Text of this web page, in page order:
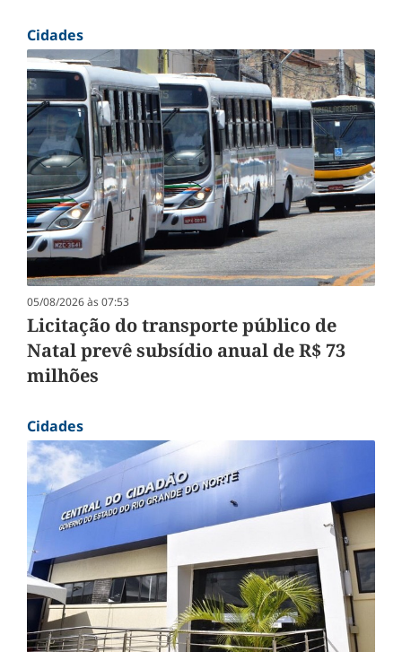
Cidades
05/08/2026 às 07:53
Licitação do transporte público de
Natal prevê subsídio anual de R$ 73
milhões
Cidades